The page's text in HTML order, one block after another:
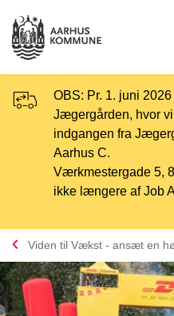
OBS: Pr. 1. juni 2026
Jægergården, hvor
indgangen fra
Aarhus C.
Værkmestergade 5,
ikke længere af Job
Viden til Vækst - ansæt en